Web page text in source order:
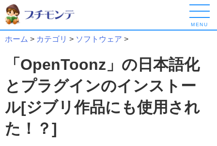
MENU
ホーム > カテゴリ > ソフトウェア >
「OpenToonz」の日本語化
とプラグインのインストー
ル[ジブリ作品にも使用され
た！？]